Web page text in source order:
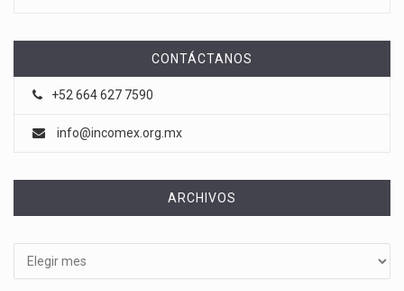
CONTÁCTANOS
+52 664 627 7590
info@incomex.org.mx
ARCHIVOS